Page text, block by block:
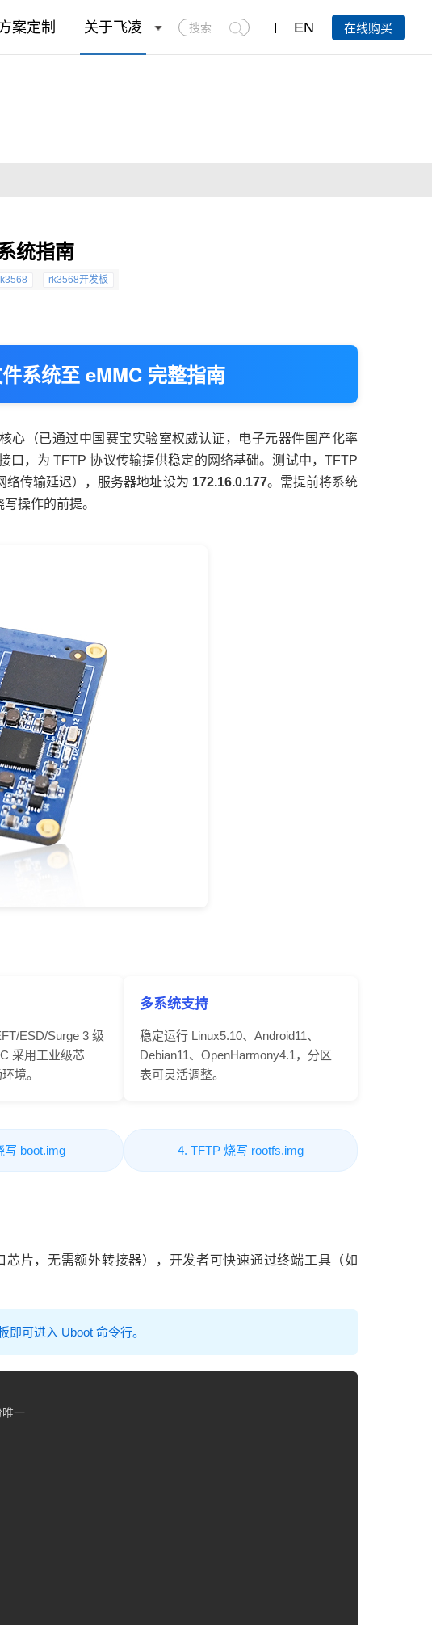
案定制 关于飞凌
搜
索
EN 在线购买
统指南
rk3568开发板
系统至 eMMC 完整指南
心（已通过中国赛宝实验室权威认证，电子元器件国产化率
口，为 TFTP 协议传输提供稳定的网络基础。测试中，TFTP
络传输延迟），服务器地址设为 172.16.0.177。需提前将系统
操作的前提。
ESD/Surge 3 级
采用工业级芯
境。
多系统支持
稳定运行 Linux5.10、Android11、
Debian11、OpenHarmony4.1，分区
表可灵活调整。
写 boot.img 4. TFTP 烧写 rootfs.img
芯片，无需额外转接器），开发者可快速通过终端工具（如
可进入 Uboot 命令行。